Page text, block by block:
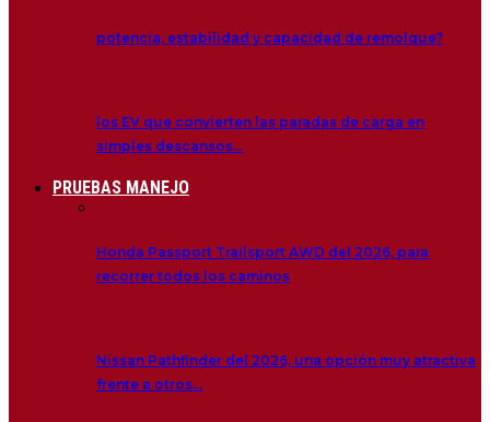
potencia, estabilidad y capacidad de remolque?
los EV que convierten las paradas de carga en
simples descansos…
PRUEBAS MANEJO
Honda Passport Trailsport AWD del 2026, para
recorrer todos los caminos
Nissan Pathfinder del 2026, una opción muy atractiva
frente a otros…